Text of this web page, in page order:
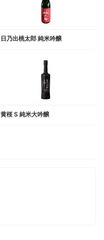
日乃出桃太郎 純米吟醸
黄桜 S 純米大吟醸